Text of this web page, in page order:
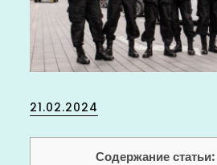
Posted
21.02.2024
Содержание статьи: